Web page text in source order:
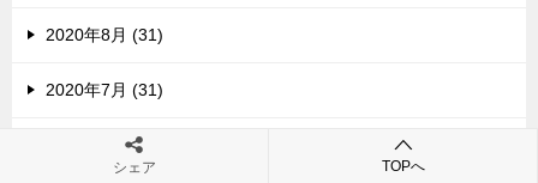
2020年8月 (31)
2020年7月 (31)
2020年6月 (30)
シェア TOPへ